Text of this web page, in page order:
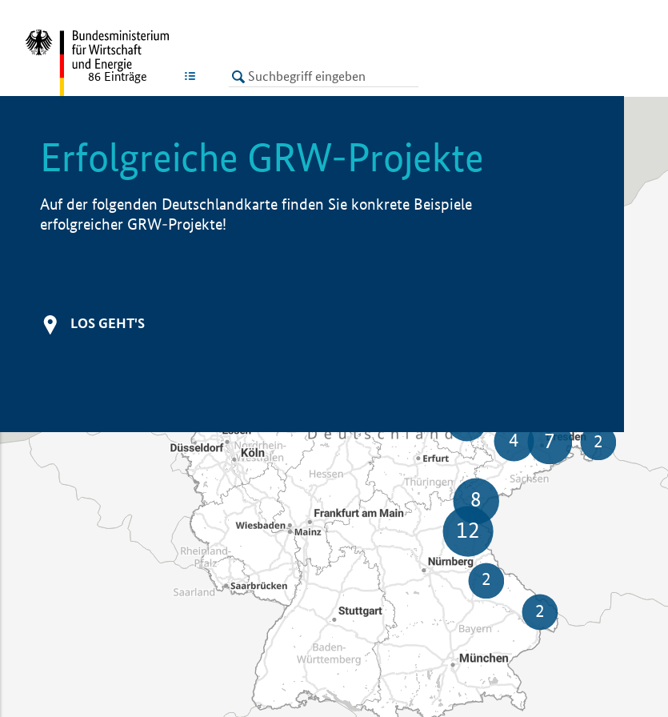
LISTE
86 Einträge
Erfolgreiche GRW-Projekte
Auf der folgenden Deutschlandkarte finden Sie konkrete Beispiele
erfolgreicher GRW-Projekte!
LOS GEHT'S